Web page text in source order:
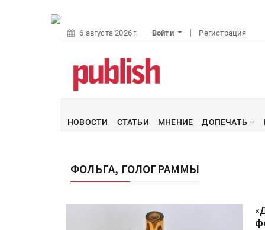
6 августа 2026 г. Войти Регистрация
НОВОСТИ СТАТЬИ МНЕНИЕ ДОПЕЧАТЬ
ФОЛЬГА, ГОЛОГРАММЫ